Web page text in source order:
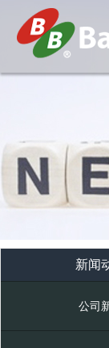
新闻
公司